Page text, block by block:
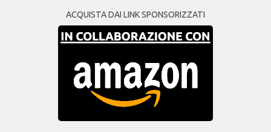
ACQUISTA DAI LINK SPONSORIZZATI